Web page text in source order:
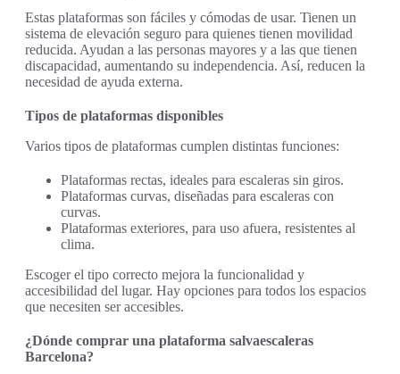
Estas plataformas son fáciles y cómodas de usar. Tienen un
sistema de elevación seguro para quienes tienen movilidad
reducida. Ayudan a las personas mayores y a las que tienen
discapacidad, aumentando su independencia. Así, reducen la
necesidad de ayuda externa.
Tipos de plataformas disponibles
Varios tipos de plataformas cumplen distintas funciones:
Plataformas rectas, ideales para escaleras sin giros.
Plataformas curvas, diseñadas para escaleras con
curvas.
Plataformas exteriores, para uso afuera, resistentes al
clima.
Escoger el tipo correcto mejora la funcionalidad y
accesibilidad del lugar. Hay opciones para todos los espacios
que necesiten ser accesibles.
¿Dónde comprar una plataforma salvaescaleras
Barcelona?